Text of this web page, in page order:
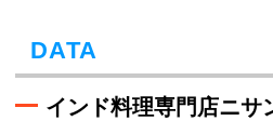
DATA
インド料理専門店ニサ